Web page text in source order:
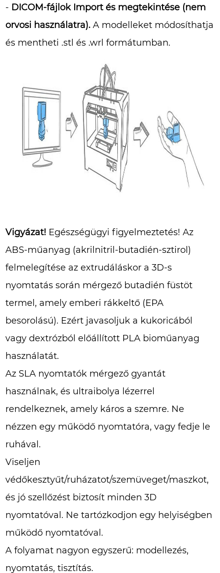
- DICOM-fájlok Import és megtekintése (nem
orvosi használatra). A modelleket módosíthatja
és mentheti .stl és .wrl formátumban.
Vigyázat! Egészségügyi figyelmeztetés! Az
ABS-műanyag (akrilnitril-butadién-sztirol)
felmelegítése az extrudáláskor a 3D-s
nyomtatás során mérgező butadién füstöt
termel, amely emberi rákkeltő (EPA
besorolású). Ezért javasoljuk a kukoricából
vagy dextrózból előállított PLA bioműanyag
használatát.
Az SLA nyomtatók mérgező gyantát
használnak, és ultraibolya lézerrel
rendelkeznek, amely káros a szemre. Ne
nézzen egy működő nyomtatóra, vagy fedje le
ruhával.
Viseljen
védőkesztyűt/ruházatot/szemüveget/maszkot,
és jó szellőzést biztosít minden 3D
nyomtatóval. Ne tartózkodjon egy helyiségben
működő nyomtatóval.
A folyamat nagyon egyszerű: modellezés,
nyomtatás, tisztítás.